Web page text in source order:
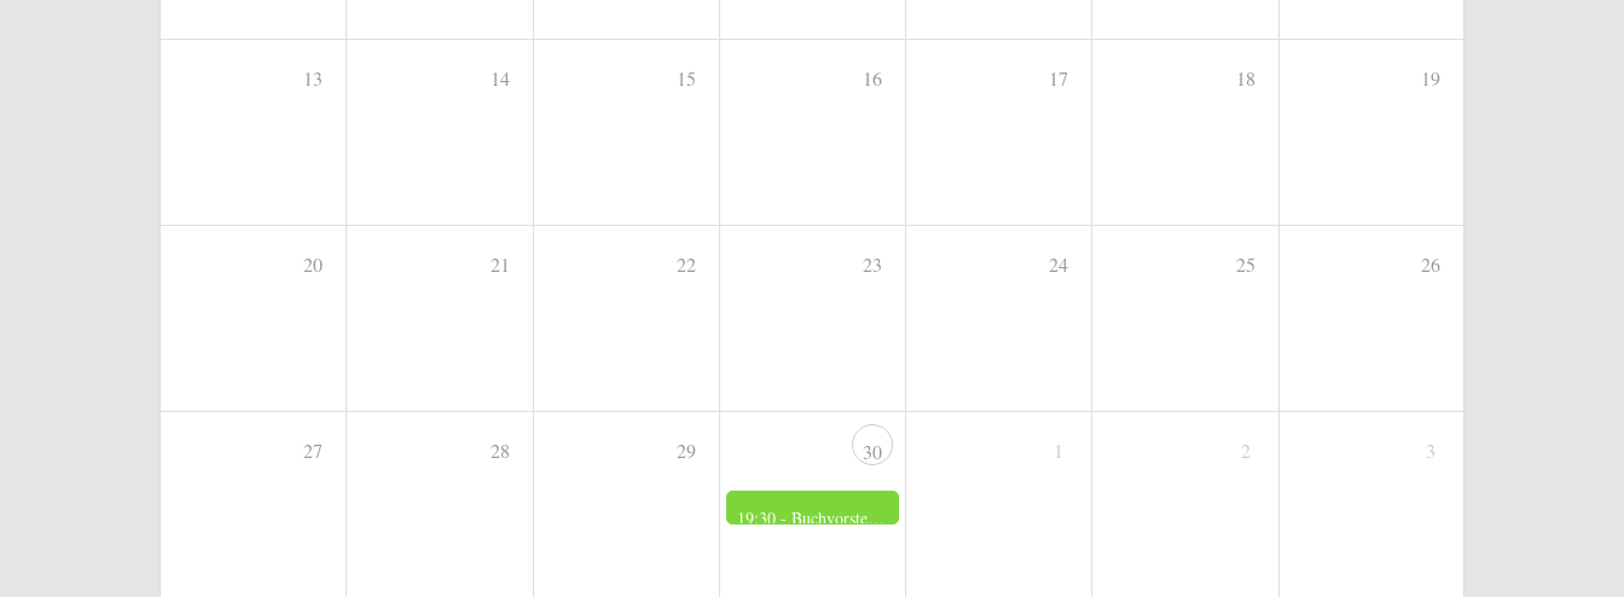
13 14 15 16 17 18 19
20 21 22 23 24 25 26
27 28 29 30
19:30 - Buchvorstellung und Eröffnung der Sonderausstellung zum weißen Blitz in der alten Dorfschule
1 2 3